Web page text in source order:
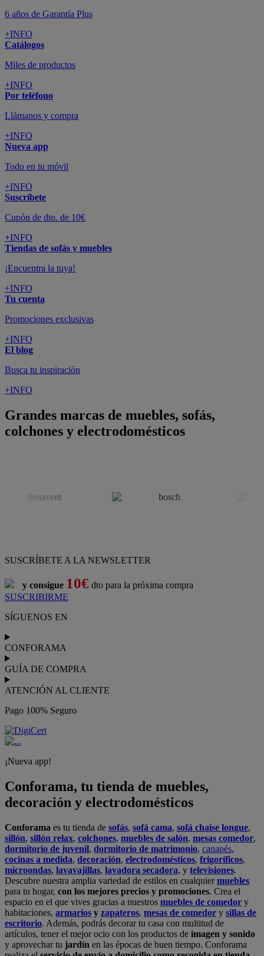
6 años de Garantía Plus
+INFO
Catálogos
Miles de productos
+INFO
Por teléfono
Llámanos y compra
+INFO
Nueva app
Todo en tu móvil
+INFO
Suscríbete
Cupón de dto. de 10€
+INFO
Tiendas de sofás y muebles
¡Encuentra la tuya!
+INFO
Tu cuenta
Promociones exclusivas
+INFO
El blog
Busca tu inspiración
+INFO
Grandes marcas de muebles, sofás,
colchones y electrodomésticos
SUSCRÍBETE A LA NEWSLETTER
y consigue 10€ dto para la próxima compra
SUSCRIBIRME
SÍGUENOS EN
CONFORAMA
GUÍA DE COMPRA
ATENCIÓN AL CLIENTE
Pago 100% Seguro
¡Nueva app!
Conforama, tu tienda de muebles,
decoración y electrodomésticos
Conforama es tu tienda de sofás, sofá cama, sofá chaise longue,
sillón, sillón relax, colchones, muebles de salón, mesas comedor,
dormitorio de juvenil, dormitorio de matrimonio, canapés,
cocinas a medida, decoración, electrodomésticos, frigoríficos,
microondas, lavavajillas, lavadora secadora, y televisiones.
Descubre nuestra amplia variedad de estilos en cualquiermuebles
para tu hogar, con los mejores precios y promociones. Crea el
espacio en el que vives gracias a nuestros muebles de comedor y
habitaciones, armarios y zapateros, mesas de comedor y sillas de
escritorio. Además, podrás decorar tu casa con multitud de
artículos, tener el mejor ocio con los productos de imagen y sonido
y aprovechar tu jardín en las épocas de buen tiempo. Conforama